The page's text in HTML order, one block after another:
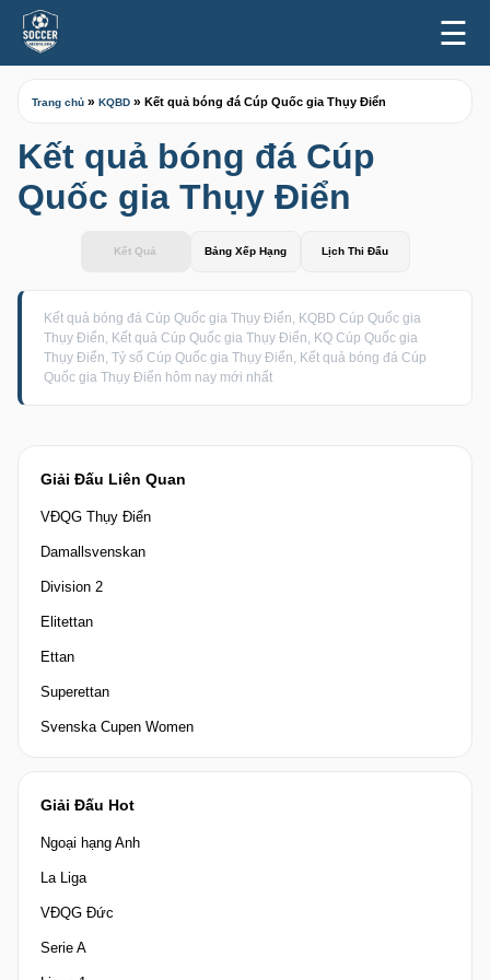
☰
Giải Đấu Liên Quan
VĐQG Thụy Điển
Damallsvenskan
Division 2
Elitettan
Ettan
Superettan
Svenska Cupen Women
Giải Đấu Hot
Ngoại hạng Anh
La Liga
VĐQG Đức
Serie A
Trang chủ » KQBD » Kết quả bóng đá Cúp Quốc gia Thụy Điển
Kết quả bóng đá Cúp
Quốc gia Thụy Điển
Kết Quả Bảng Xếp Hạng Lịch Thi Đấu
Kết quả bóng đá Cúp Quốc gia Thụy Điển, KQBD Cúp Quốc gia
Thụy Điển, Kết quả Cúp Quốc gia Thụy Điển, KQ Cúp Quốc gia
Thụy Điển, Tỷ số Cúp Quốc gia Thụy Điển, Kết quả bóng đá Cúp
Quốc gia Thụy Điển hôm nay mới nhất